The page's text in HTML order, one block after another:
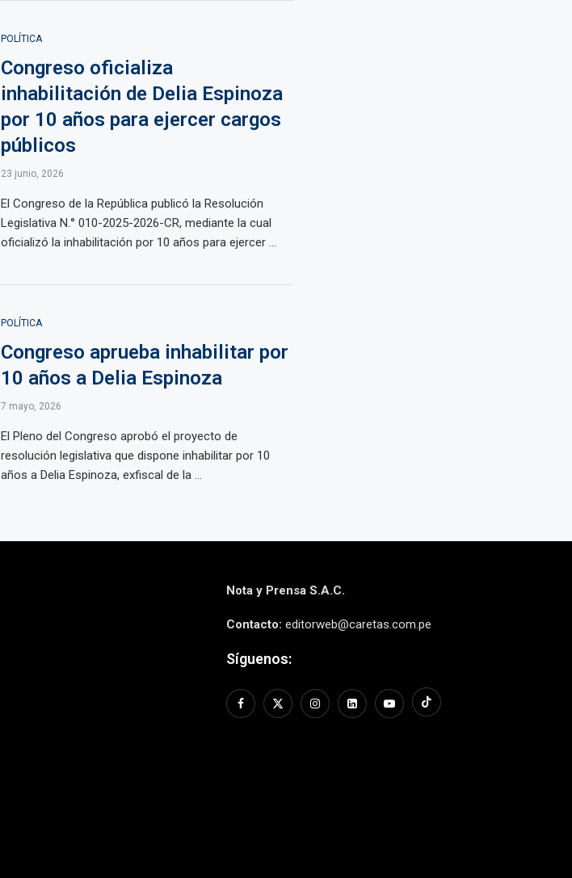
POLÍTICA
Congreso oficializa
inhabilitación de Delia Espinoza
por 10 años para ejercer cargos
públicos
23 junio, 2026
El Congreso de la República publicó la Resolución
Legislativa N.° 010-2025-2026-CR, mediante la cual
oficializó la inhabilitación por 10 años para ejercer ...
POLÍTICA
Congreso aprueba inhabilitar por
10 años a Delia Espinoza
7 mayo, 2026
El Pleno del Congreso aprobó el proyecto de
resolución legislativa que dispone inhabilitar por 10
años a Delia Espinoza, exfiscal de la ...
Nota y Prensa S.A.C.
Contacto: editorweb@caretas.com.pe
Síguenos: